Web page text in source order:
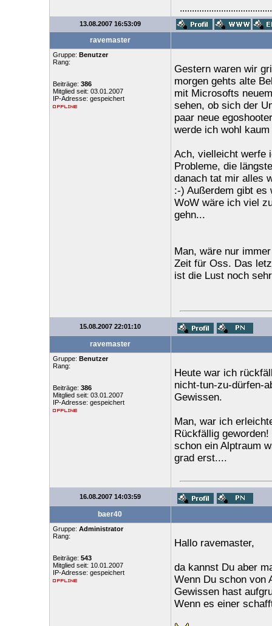
13.08.2007 16:53:09
ravemaster
Gruppe: Benutzer
Rang:
Beiträge: 386
Mitglied seit: 03.01.2007
IP-Adresse: gespeichert
Gestern waren wir
morgen gehts alte
mit Microsofts
sehen, ob sich der
paar neue
werde ich wohl
Ach, vielleicht werfe
Probleme, die
danach tat mir alles
:-) Außerdem gibt es
WoW wäre ich viel
gehn...
Man, wäre nur
Zeit für Oss. Das
ist die Lust noch
15.08.2007 22:01:10
ravemaster
Gruppe: Benutzer
Rang:
Beiträge: 386
Mitglied seit: 03.01.2007
IP-Adresse: gespeichert
Heute war ich
nicht-tun-zu-dürfen-
Gewissen.
Man, war ich
Rückfällig
schon ein Alptraum
grad erst....
16.08.2007 14:03:59
baer40
Gruppe: Administrator
Rang:
Beiträge: 543
Mitglied seit: 10.01.2007
IP-Adresse: gespeichert
Hallo ravemaster,
da kannst Du aber
Wenn Du schon von
Gewissen hast
Wenn es einer